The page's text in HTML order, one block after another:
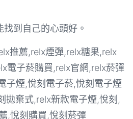
到自己的心頭好。